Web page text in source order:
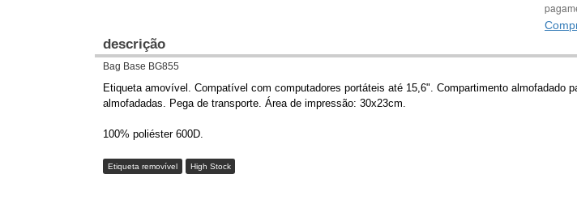
descrição
Bag Base BG855
Etiqueta amovível. Compatível com computadores portáteis até 15,6". Compartimento almofadado
almofadadas. Pega de transporte. Área de impressão: 30x23cm.
100% poliéster 600D.
Etiqueta removível High Stock